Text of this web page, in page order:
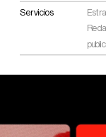
Servicios